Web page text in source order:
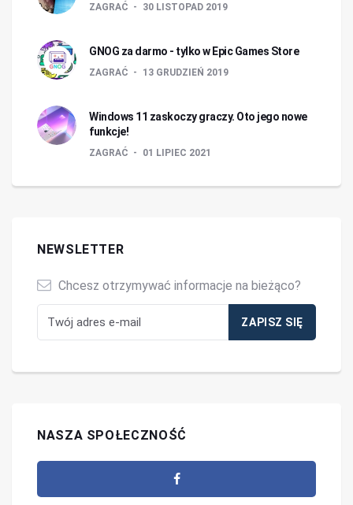
ZAGRAĆ 30 LISTOPAD 2019
GNOG za darmo - tylko w Epic Games Store
ZAGRAĆ 13 GRUDZIEŃ 2019
Windows 11 zaskoczy graczy. Oto jego nowe
funkcje!
ZAGRAĆ 01 LIPIEC 2021
NEWSLETTER
Chcesz otrzymywać informacje na bieżąco?
NASZA SPOŁECZNOŚĆ